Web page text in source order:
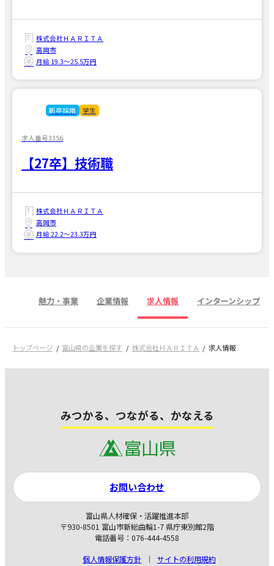
株式会社ＨＡＲＩＴＡ
高岡市
月給 19.3〜25.5万円
新卒採用 学生
求人番号3356
【27卒】技術職
株式会社ＨＡＲＩＴＡ
高岡市
月給 22.2〜23.3万円
魅力・事業 企業情報 求人情報 インターンシップ
トップページ 富山県の企業を探す 株式会社ＨＡＲＩＴＡ 求人情報
みつかる、つながる、かなえる
富山県人材確保・活躍推進本部
〒930-8501 富山市新総曲輪1-7 県庁東別館2階
電話番号：076-444-4558
個人情報保護方針
サイトの利用規約
お問い合わせ